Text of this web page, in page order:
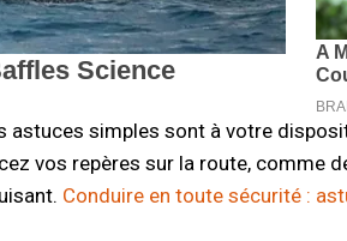
simples sont à votre
vos repères sur la route, comme
Conduire en toute sécurité :